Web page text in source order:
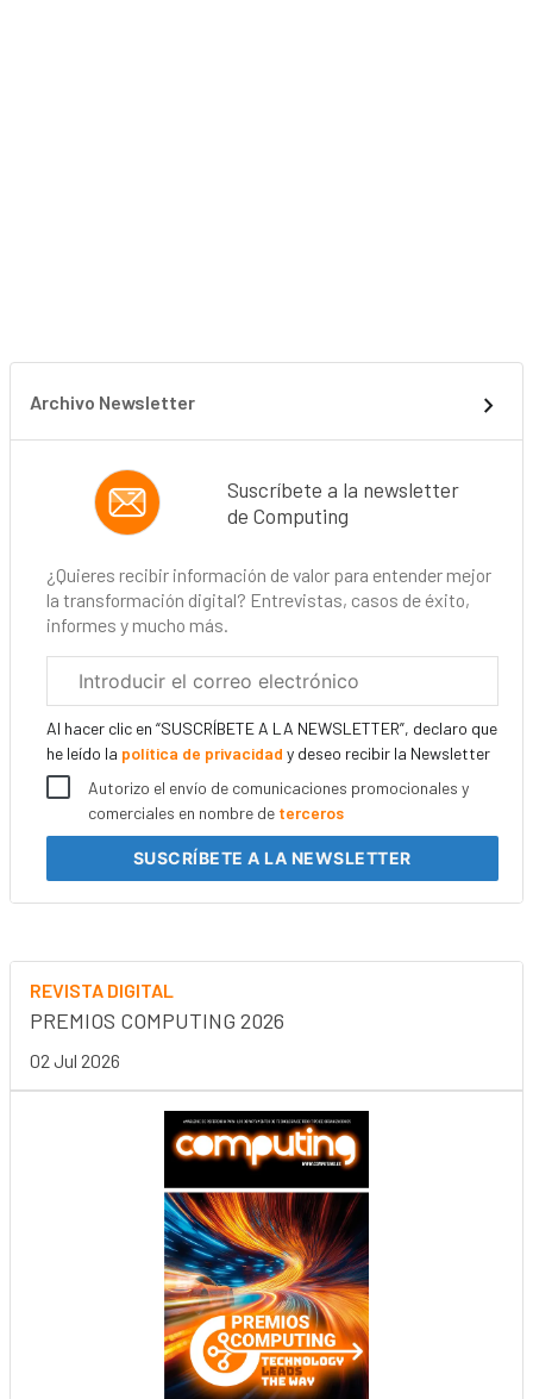
Archivo Newsletter
Suscríbete a la newsletter
de Computing
¿Quieres recibir información de valor para entender mejor
la transformación digital? Entrevistas, casos de éxito,
informes y mucho más.
electrónico
Al hacer clic en “SUSCRÍBETE A LA NEWSLETTER”, declaro que
he leído la política de privacidad y deseo recibir la Newsletter
Autorizo el envío de comunicaciones promocionales y
comerciales en nombre de terceros
SUSCRÍBETEA LA NEWSLETTER
REVISTA DIGITAL
PREMIOS COMPUTING 2026
02 Jul 2026